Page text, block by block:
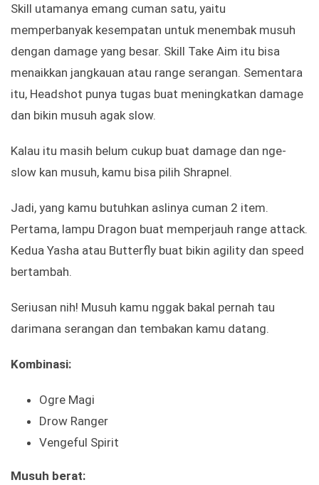
Skill utamanya emang cuman satu, yaitu
memperbanyak kesempatan untuk menembak musuh
dengan damage yang besar. Skill Take Aim itu bisa
menaikkan jangkauan atau range serangan. Sementara
itu, Headshot punya tugas buat meningkatkan damage
dan bikin musuh agak slow.
Kalau itu masih belum cukup buat damage dan nge-
slow kan musuh, kamu bisa pilih Shrapnel.
Jadi, yang kamu butuhkan aslinya cuman 2 item.
Pertama, lampu Dragon buat memperjauh range attack.
Kedua Yasha atau Butterfly buat bikin agility dan speed
bertambah.
Seriusan nih! Musuh kamu nggak bakal pernah tau
darimana serangan dan tembakan kamu datang.
Kombinasi:
Ogre Magi
Drow Ranger
Vengeful Spirit
Musuh berat: